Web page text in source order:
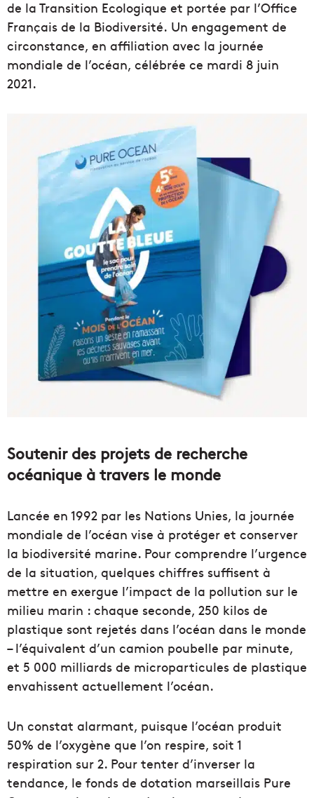
de la Transition Ecologique et portée par l’Office
Français de la Biodiversité. Un engagement de
circonstance, en affiliation avec la journée
mondiale de l’océan, célébrée ce mardi 8 juin
2021.
Soutenir des projets de recherche
océanique à travers le monde
Lancée en 1992 par les Nations Unies, la journée
mondiale de l’océan vise à protéger et conserver
la biodiversité marine. Pour comprendre l’urgence
de la situation, quelques chiffres suffisent à
mettre en exergue l’impact de la pollution sur le
milieu marin : chaque seconde, 250 kilos de
plastique sont rejetés dans l’océan dans le monde
– l’équivalent d’un camion poubelle par minute,
et 5 000 milliards de microparticules de plastique
envahissent actuellement l’océan.
Un constat alarmant, puisque l’océan produit
50% de l’oxygène que l’on respire, soit 1
respiration sur 2. Pour tenter d’inverser la
tendance, le fonds de dotation marseillais Pure